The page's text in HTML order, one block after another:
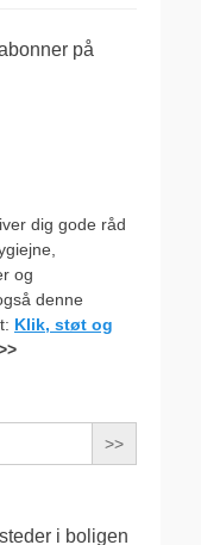
på
dig gode råd
og
denne
Klik, støt og
i boligen